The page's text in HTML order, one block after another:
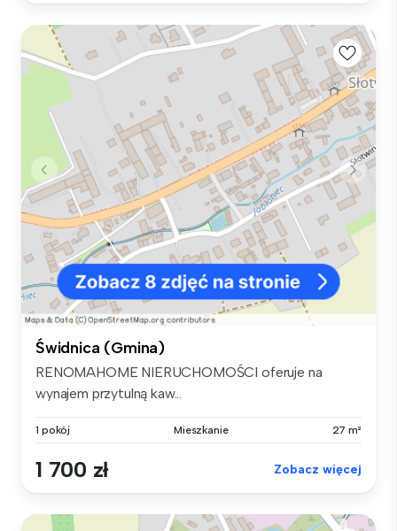
Świdnica (Gmina)
RENOMAHOME NIERUCHOMOŚCI oferuje na
wynajem przytulną kaw...
1 pokój Mieszkanie 27 m²
1 700 zł Zobacz więcej